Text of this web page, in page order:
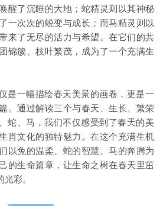
醒了沉睡的大地；蛇精灵则以其神秘
一次次的蜕变与成长；而马精灵则以
来了无尽的活力与希望。在它们的共
锦簇、枝叶繁茂，成为了一个充满生
是一幅描绘春天美景的画卷，更是一
。通过解读三个与春天、生长、繁荣
、马，我们不仅感受到了春天的美
肖文化的独特魅力。在这个充满生机
以兔的温柔、蛇的智慧、马的奔腾为
的生命篇章，让生命之树在春天里茁
彩。